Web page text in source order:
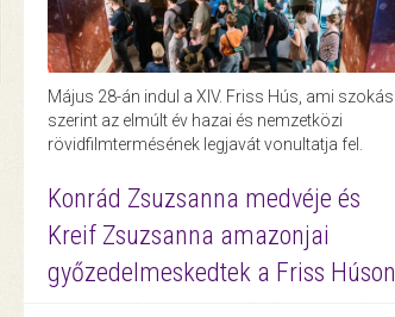
Május 28-án indul a XIV. Friss Hús, ami szokás
szerint az elmúlt év hazai és nemzetközi
rövidfilmtermésének legjavát vonultatja fel.
Konrád Zsuzsanna medvéje és
Kreif Zsuzsanna amazonjai
győzedelmeskedtek a Friss Húson